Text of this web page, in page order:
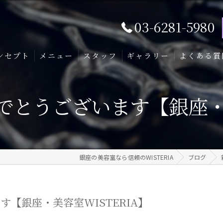
03-6281-5980
セプト メニュー スタッフ ギャラリー よくある
とうございます【銀座
銀座の美容室なら信頼のWISTERIA ブログ
【銀座・美容室WISTERIA】